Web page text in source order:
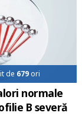
de 679 ori
normale
B severă